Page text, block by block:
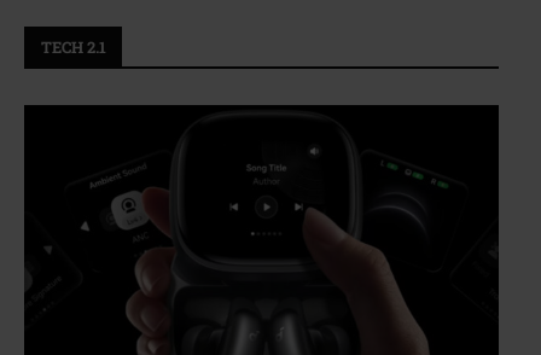
TECH 2.1